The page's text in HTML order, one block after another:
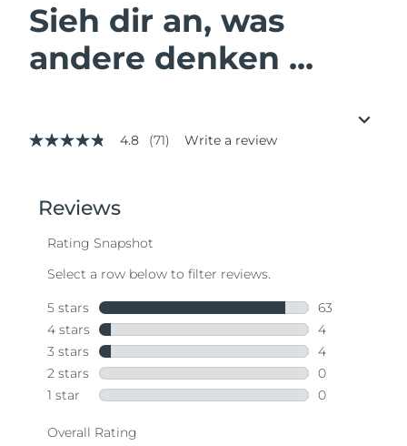
Sieh dir an, was
andere denken ...
4.8
stars,
average
value.
Same
page
link.
4.8 (71) Write a review